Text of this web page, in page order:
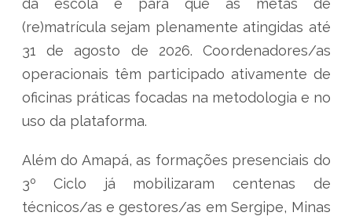
da escola e para que as metas de
(re)matrícula sejam plenamente atingidas até
31 de agosto de 2026. Coordenadores/as
operacionais têm participado ativamente de
oficinas práticas focadas na metodologia e no
uso da plataforma.
Além do Amapá, as formações presenciais do
3º Ciclo já mobilizaram centenas de
técnicos/as e gestores/as em Sergipe, Minas